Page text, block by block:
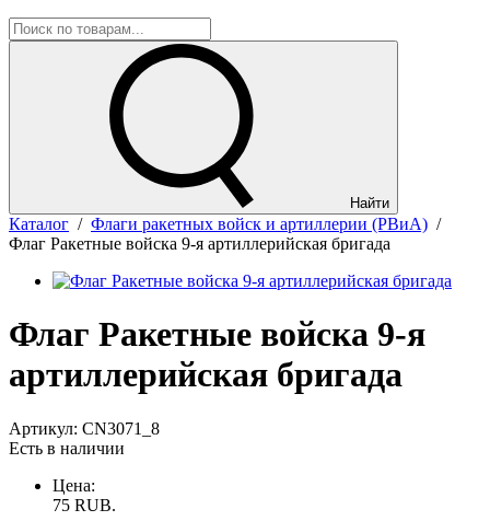
Найти
Каталог / Флаги ракетных войск и артиллерии (РВиА) /
Флаг Ракетные войска 9-я артиллерийская бригада
Флаг Ракетные войска 9-я
артиллерийская бригада
Артикул: CN3071_8
Есть в наличии
Цена:
75 RUB.